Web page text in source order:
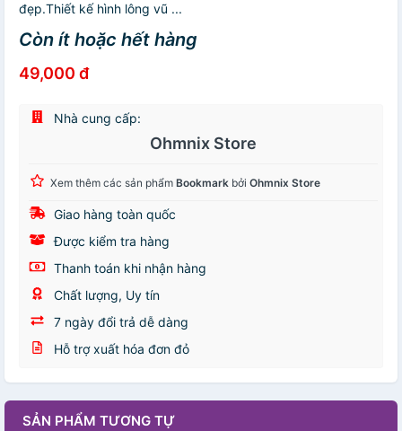
đẹp.Thiết kế hình lông vũ ...
Còn ít hoặc hết hàng
49,000 đ
Nhà cung cấp:
Ohmnix Store
Xem thêm các sản phẩm Bookmark bởi Ohmnix Store
Giao hàng toàn quốc
Được kiểm tra hàng
Thanh toán khi nhận hàng
Chất lượng, Uy tín
7 ngày đổi trả dễ dàng
Hỗ trợ xuất hóa đơn đỏ
SẢN PHẨM TƯƠNG TỰ